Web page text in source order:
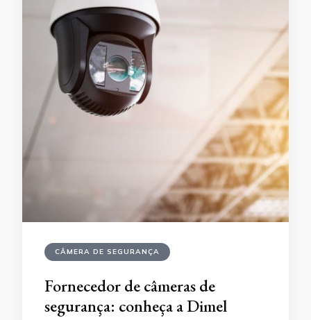
CÂMERA DE SEGURANÇA
Fornecedor de câmeras de
segurança: conheça a Dimel